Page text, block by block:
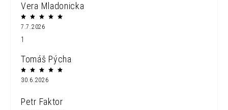
Vera Mladonicka
7.7.2026
1
Tomáš Pýcha
30.6.2026
Petr Faktor